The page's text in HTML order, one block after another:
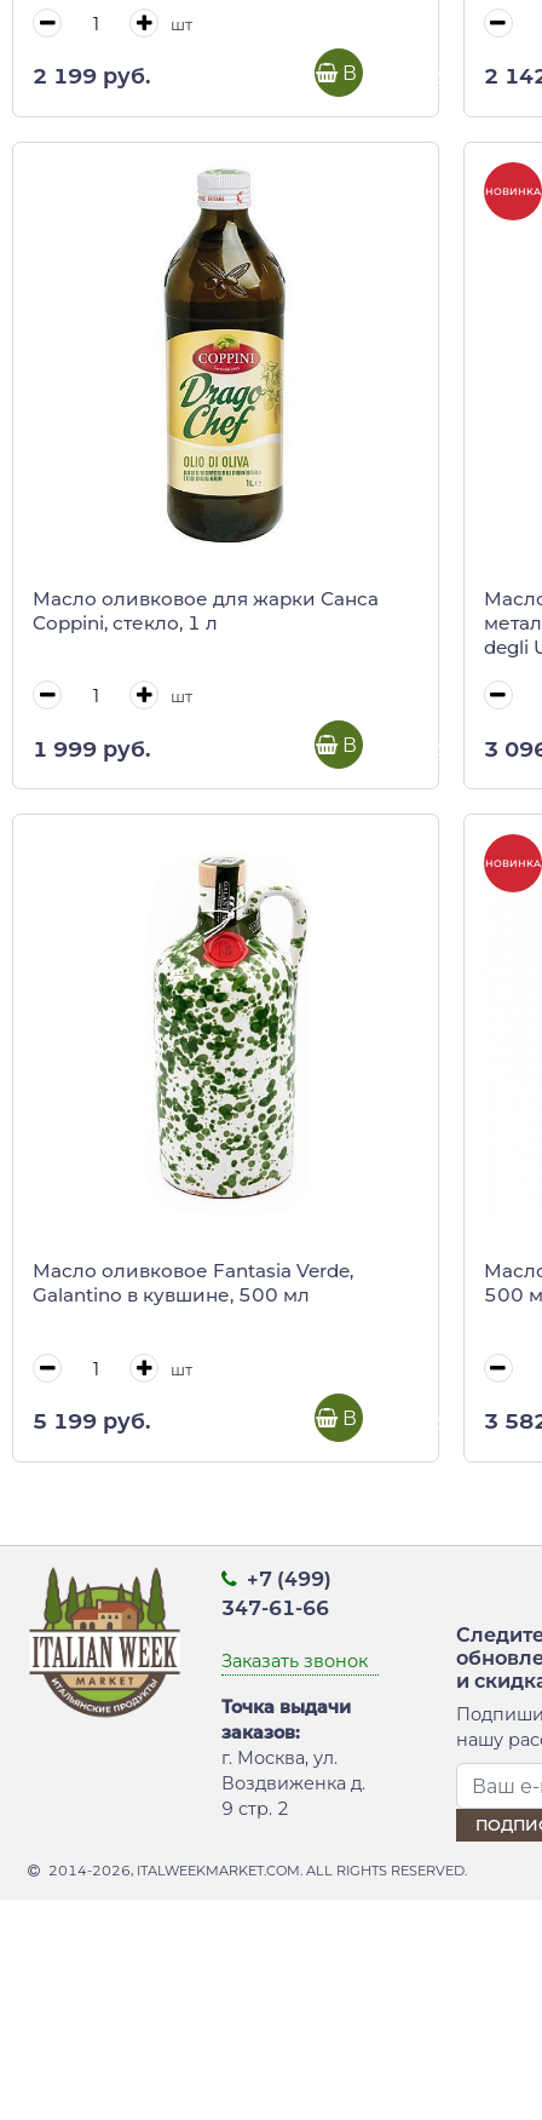
шт
2 199 руб. В корзину 2
Масло оливковое для жарки Санса
Coppini, стекло, 1 л
шт
1 999 руб. В корзину
НОВИНКА
degli
3
Масло оливковое Fantasia Verde,
Galantino в кувшине, 500 мл
шт
5 199 руб. В корзину
НОВИНКА
500
3
+7 (499)
347-61-66
Заказать звонок
Точка выдачи
заказов:
г. Москва, ул.
Воздвиженка д.
9 стр. 2
и
нашу
2014-2026, ITALWEEKMARKET.COM. ALL RIGHTS RESERVED.